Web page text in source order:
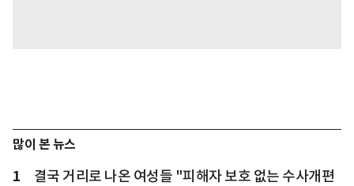
많이 본 뉴스
1
결국 거리로 나온 여성들 "피해자 보호 없는 수사개편